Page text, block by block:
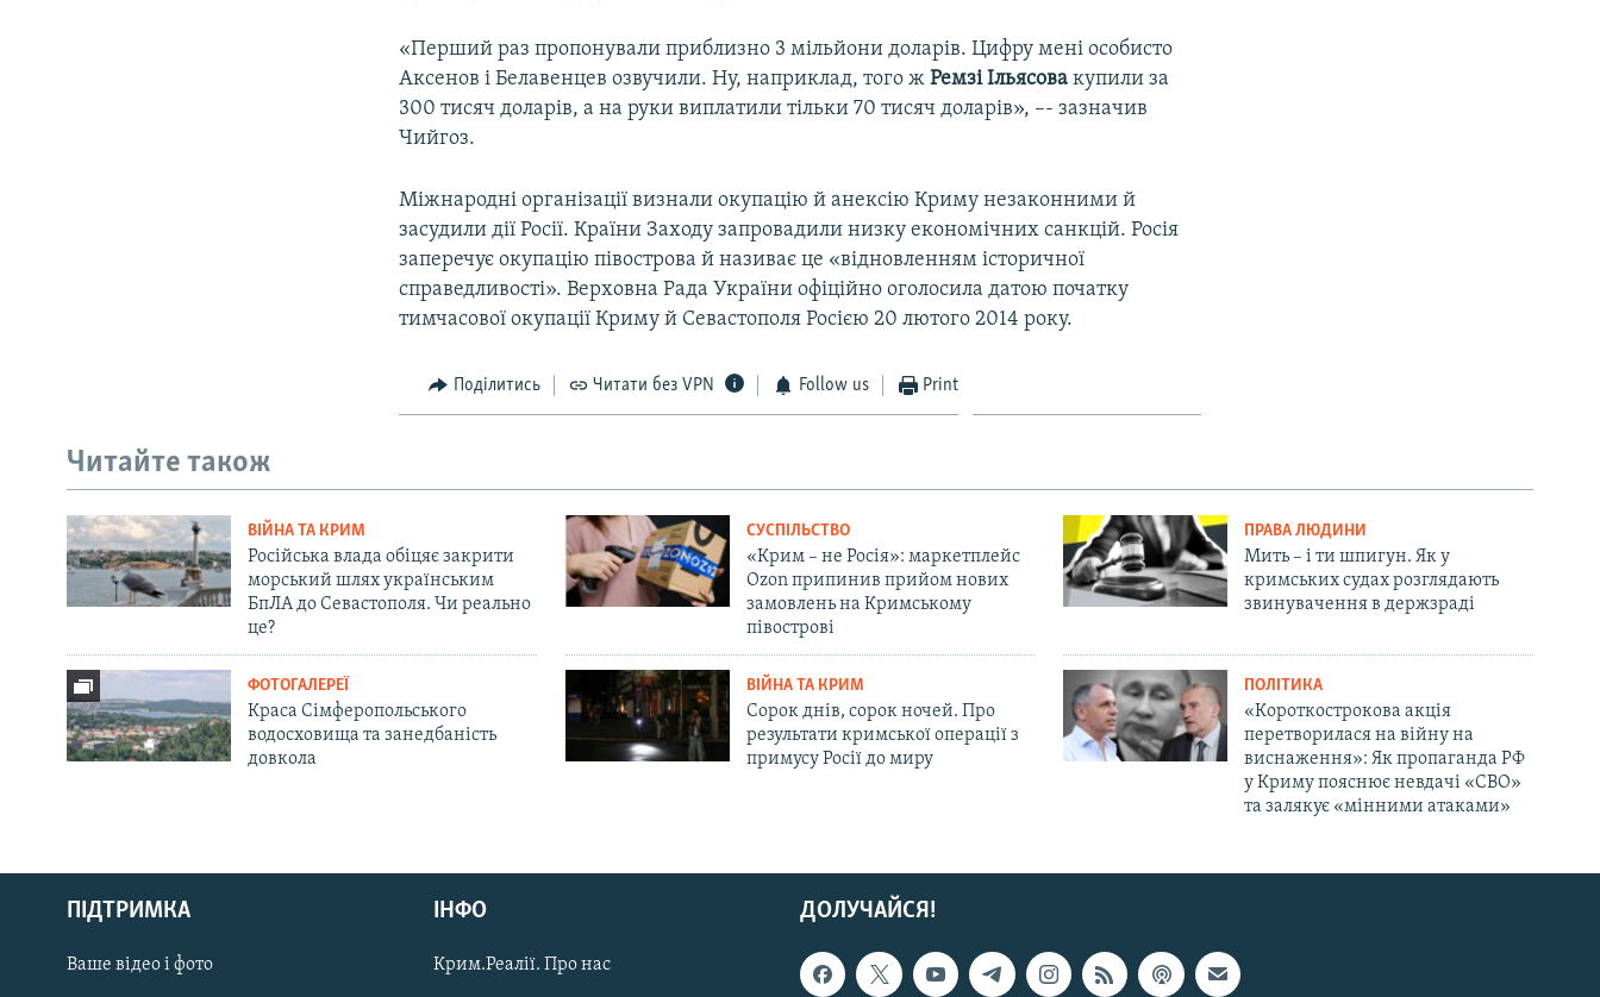
Русский
Qırımtatar
ДОЛУЧАЙСЯ!
«Перший раз пропонували приблизно 3 мільйони доларів. Цифру мені особисто
Аксенов і Белавенцев озвучили. Ну, наприклад, того жРемзі Ільясовакупили за
300 тисяч доларів, а на руки виплатили тільки 70 тисяч доларів», –- зазначив
Чийгоз.
Міжнародні організації визнали окупацію й анексію Криму незаконними й
засудили дії Росії. Країни Заходу запровадили низку економічних санкцій. Росія
заперечує окупацію півострова й називає це «відновленням історичної
справедливості». Верховна Рада України офіційно оголосила датою початку
тимчасової окупації Криму й Севастополя Росією 20 лютого 2014 року.
Поділитись Читати без VPN Follow us Print
Читайте також
ВІЙНА ТА КРИМ
Російська влада обіцяє закрити
морський шлях українським
БпЛА до Севастополя. Чи реально
це?
СУСПІЛЬСТВО
«Крим – не Росія»: маркетплейс
Ozon припинив прийом нових
замовлень на Кримському
півострові
ПРАВА ЛЮДИНИ
Мить – і ти шпигун. Як у
кримських судах розглядають
звинувачення в держзраді
ФОТОГАЛЕРЕЇ
Краса Сімферопольського
водосховища та занедбаність
довкола
ВІЙНА ТА КРИМ
Сорок днів, сорок ночей. Про
результати кримської операції з
примусу Росії до миру
ПОЛІТИКА
«Короткострокова акція
перетворилася на війну на
виснаження»: Як пропаганда РФ
у Криму пояснює невдачі «СВО»
та залякує «мінними атаками»
ДОЛУЧАЙСЯ!
ПІДТРИМКА
Ваше відео і фото
ІНФО
Крим.Реалії. Про нас